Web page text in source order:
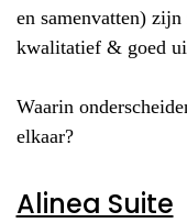
en samenvatten)
kwalitatief & goed
Waarin
elkaar?
Alinea Suite